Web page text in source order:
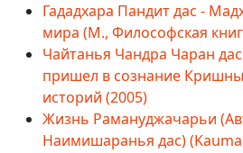
Гададхара Пандит дас -
мира (М., Философская
Чайтанья Чандра Чаран
пришел в сознание
историй (2005)
Жизнь Рамануджачарьи
Наимишаранья дас)